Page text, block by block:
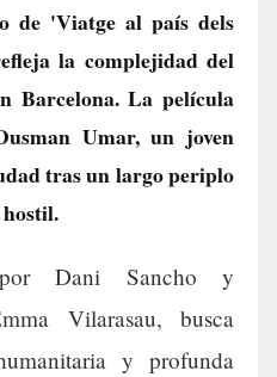
de 'Viatge al país dels
la complejidad del
Barcelona. La película
Umar, un joven
tras un largo periplo
Dani Sancho y
Vilarasau, busca
y profunda